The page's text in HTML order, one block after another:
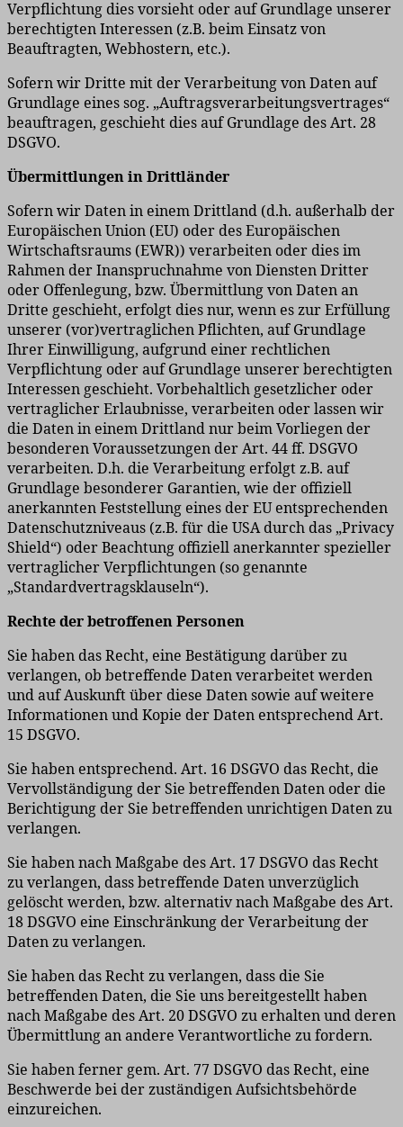
Verpflichtung dies vorsieht oder auf Grundlage unserer
berechtigten Interessen (z.B. beim Einsatz von
Beauftragten, Webhostern, etc.).
Sofern wir Dritte mit der Verarbeitung von Daten auf
Grundlage eines sog. „Auftragsverarbeitungsvertrages“
beauftragen, geschieht dies auf Grundlage des Art. 28
DSGVO.
Übermittlungen in Drittländer
Sofern wir Daten in einem Drittland (d.h. außerhalb der
Europäischen Union (EU) oder des Europäischen
Wirtschaftsraums (EWR)) verarbeiten oder dies im
Rahmen der Inanspruchnahme von Diensten Dritter
oder Offenlegung, bzw. Übermittlung von Daten an
Dritte geschieht, erfolgt dies nur, wenn es zur Erfüllung
unserer (vor)vertraglichen Pflichten, auf Grundlage
Ihrer Einwilligung, aufgrund einer rechtlichen
Verpflichtung oder auf Grundlage unserer berechtigten
Interessen geschieht. Vorbehaltlich gesetzlicher oder
vertraglicher Erlaubnisse, verarbeiten oder lassen wir
die Daten in einem Drittland nur beim Vorliegen der
besonderen Voraussetzungen der Art. 44 ff. DSGVO
verarbeiten. D.h. die Verarbeitung erfolgt z.B. auf
Grundlage besonderer Garantien, wie der offiziell
anerkannten Feststellung eines der EU entsprechenden
Datenschutzniveaus (z.B. für die USA durch das „Privacy
Shield“) oder Beachtung offiziell anerkannter spezieller
vertraglicher Verpflichtungen (so genannte
„Standardvertragsklauseln“).
Rechte der betroffenen Personen
Sie haben das Recht, eine Bestätigung darüber zu
verlangen, ob betreffende Daten verarbeitet werden
und auf Auskunft über diese Daten sowie auf weitere
Informationen und Kopie der Daten entsprechend Art.
15 DSGVO.
Sie haben entsprechend. Art. 16 DSGVO das Recht, die
Vervollständigung der Sie betreffenden Daten oder die
Berichtigung der Sie betreffenden unrichtigen Daten zu
verlangen.
Sie haben nach Maßgabe des Art. 17 DSGVO das Recht
zu verlangen, dass betreffende Daten unverzüglich
gelöscht werden, bzw. alternativ nach Maßgabe des Art.
18 DSGVO eine Einschränkung der Verarbeitung der
Daten zu verlangen.
Sie haben das Recht zu verlangen, dass die Sie
betreffenden Daten, die Sie uns bereitgestellt haben
nach Maßgabe des Art. 20 DSGVO zu erhalten und deren
Übermittlung an andere Verantwortliche zu fordern.
Sie haben ferner gem. Art. 77 DSGVO das Recht, eine
Beschwerde bei der zuständigen Aufsichtsbehörde
einzureichen.